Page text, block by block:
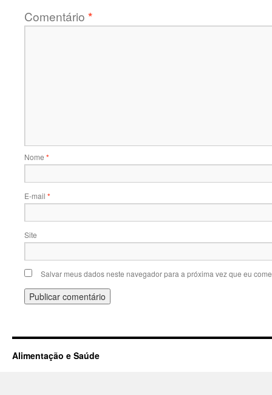
Comentário *
Nome *
E-mail *
Site
Salvar meus dados neste navegador para a próxima vez que eu
Alimentação e Saúde